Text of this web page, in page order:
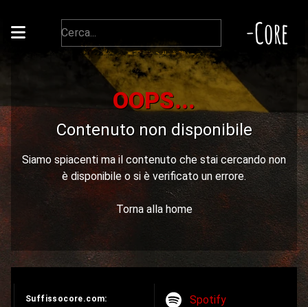
-Core
OOPS...
Contenuto non disponibile
Siamo spiacenti ma il contenuto che stai cercando non
è disponibile o si è verificato un errore.
Torna alla home
Suffissocore.com:
Spotify